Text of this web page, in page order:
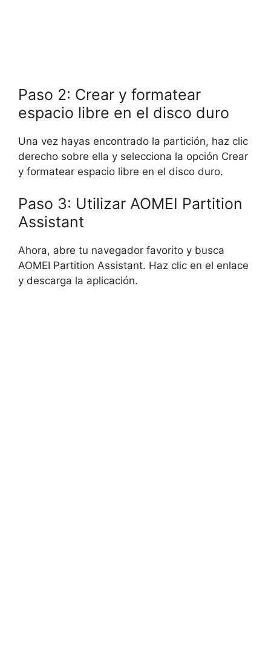
Paso 2: Crear y formatear
espacio libre en el disco duro
Una vez hayas encontrado la partición, haz clic
derecho sobre ella y selecciona la opción Crear
y formatear espacio libre en el disco duro.
Paso 3: Utilizar AOMEI Partition
Assistant
Ahora, abre tu navegador favorito y busca
AOMEI Partition Assistant. Haz clic en el enlace
y descarga la aplicación.